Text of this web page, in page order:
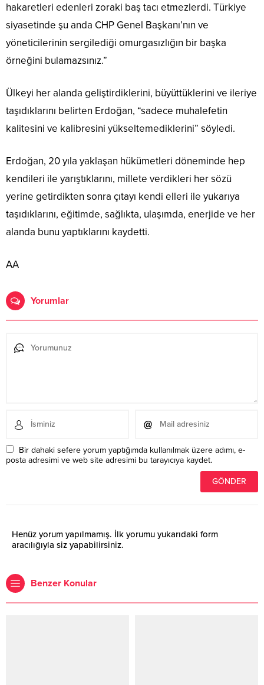
hakaretleri edenleri zoraki baş tacı etmezlerdi. Türkiye
siyasetinde şu anda CHP Genel Başkanı’nın ve
yöneticilerinin sergilediği omurgasızlığın bir başka
örneğini bulamazsınız.”
Ülkeyi her alanda geliştirdiklerini, büyüttüklerini ve ileriye
taşıdıklarını belirten Erdoğan, “sadece muhalefetin
kalitesini ve kalibresini yükseltemediklerini” söyledi.
Erdoğan, 20 yıla yaklaşan hükümetleri döneminde hep
kendileri ile yarıştıklarını, millete verdikleri her sözü
yerine getirdikten sonra çıtayı kendi elleri ile yukarıya
taşıdıklarını, eğitimde, sağlıkta, ulaşımda, enerjide ve her
alanda bunu yaptıklarını kaydetti.
AA
Yorumlar
Bir dahaki sefere yorum yaptığımda kullanılmak üzere adımı, e-
posta adresimi ve web site adresimi bu tarayıcıya kaydet.
Henüz yorum yapılmamış. İlk yorumu yukarıdaki form
aracılığıyla siz yapabilirsiniz.
Benzer Konular